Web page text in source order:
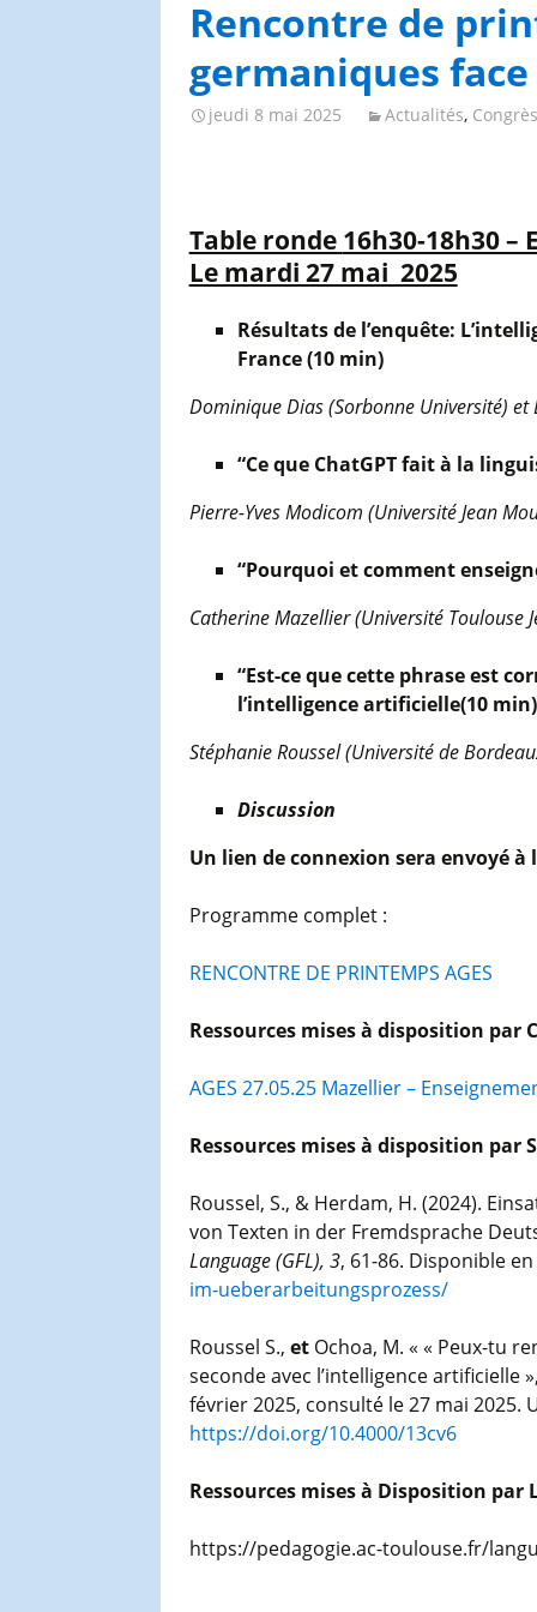
Rencontre de
germaniques face
jeudi 8 mai 2025 Actualités,
Table ronde 16h30-18h30 –
Le mardi 27 mai 2025
Résultats de l’enquête:
France (10 min)
Dominique Dias (Sorbonne Université) et
“Ce que ChatGPT fait à la
Pierre-Yves Modicom (Université Jean
“Pourquoi et comment
Catherine Mazellier (Université Toulouse
“Est-ce que cette phrase est
l’intelligence artificielle(10 min)
Stéphanie Roussel (Université de
Discussion
Un lien de connexion sera envoyé
Programme complet :
RENCONTRE DE PRINTEMPS AGES
Ressources mises à disposition par
AGES 27.05.25 Mazellier –
Ressources mises à disposition par
Roussel, S., & Herdam, H. (2024).
von Texten in der Fremdsprache
Language (GFL), 3, 61-86. Disponible
im-ueberarbeitungsprozess/
Roussel S., et Ochoa, M. « « Peux-tu
seconde avec l’intelligence artificielle
février 2025, consulté le 27 mai
https://doi.org/10.4000/13cv6
Ressources mises à Disposition par
https://pedagogie.ac-toulouse.fr/